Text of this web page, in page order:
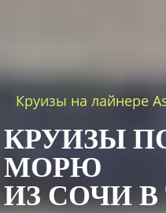
Круизы на лайнере
КРУИЗЫ
МОРЮ
ИЗ СОЧИ